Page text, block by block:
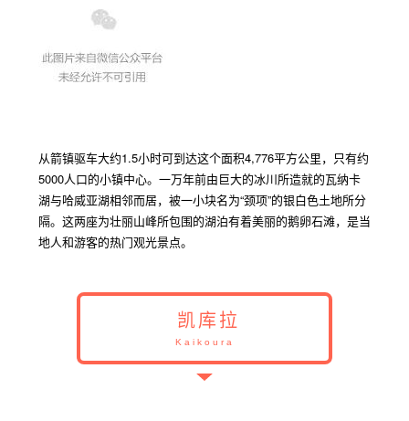
从箭镇驱车大约1.5小时可到达这个面积4,776平方公里，只有约
5000人口的小镇中心。一万年前由巨大的冰川所造就的瓦纳卡
湖与哈威亚湖相邻而居，被一小块名为“颈项”的银白色土地所分
隔。这两座为壮丽山峰所包围的湖泊有着美丽的鹅卵石滩，是当
地人和游客的热门观光景点。
凯库拉
Kaikoura